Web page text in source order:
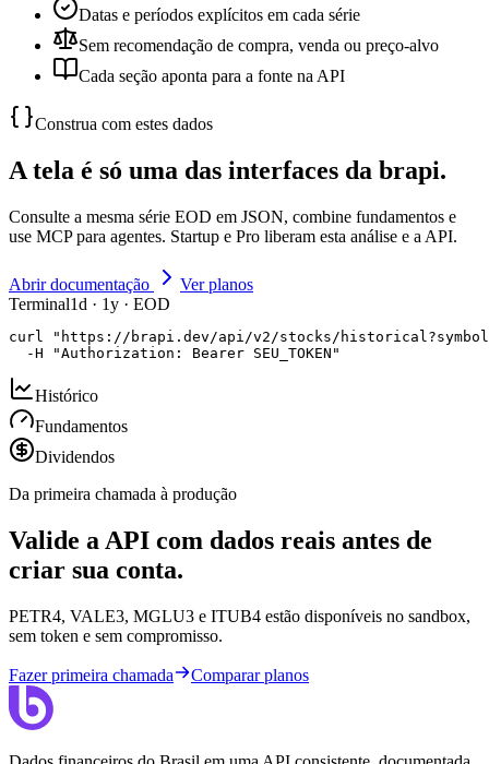
Datas e períodos explícitos em cada série
Sem recomendação de compra, venda ou preço-alvo
Cada seção aponta para a fonte na API
Construa com estes dados
A tela é só uma das interfaces da brapi.
Consulte a mesma série EOD em JSON, combine fundamentos e
use MCP para agentes. Startup e Pro liberam esta análise e a API.
Abrir documentação
Ver planos
Terminal1d · 1y · EOD
curl "https://brapi.dev/api/v2/stocks/
  -H "Authorization: Bearer SEU_TOKEN"
Histórico
Fundamentos
Dividendos
Da primeira chamada à produção
Valide a API com dados reais antes de
criar sua conta.
PETR4, VALE3, MGLU3 e ITUB4 estão disponíveis no sandbox,
sem token e sem compromisso.
Fazer primeira chamada Comparar planos